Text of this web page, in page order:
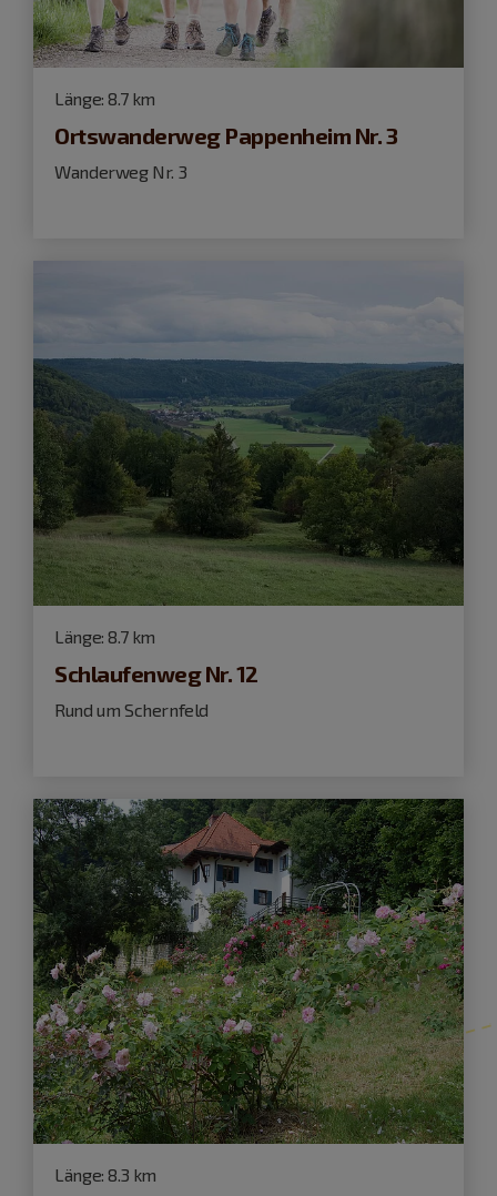
Länge: 8.7 km
Ortswanderweg Pappenheim Nr. 3
Wanderweg Nr. 3
Länge: 8.7 km
Schlaufenweg Nr. 12
Rund um Schernfeld
Länge: 8.3 km